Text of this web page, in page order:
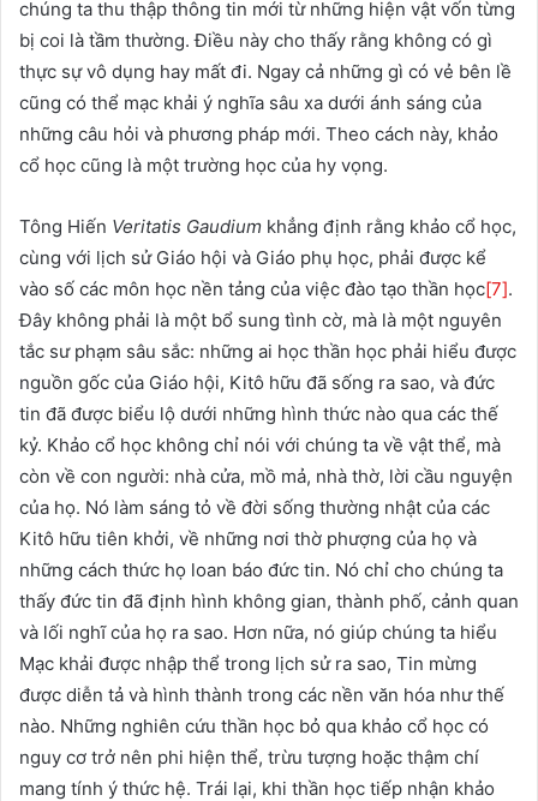
chúng ta thu thập thông tin mới từ những hiện vật vốn từng
bị coi là tầm thường. Điều này cho thấy rằng không có gì
thực sự vô dụng hay mất đi. Ngay cả những gì có vẻ bên lề
cũng có thể mạc khải ý nghĩa sâu xa dưới ánh sáng của
những câu hỏi và phương pháp mới. Theo cách này, khảo
cổ học cũng là một trường học của hy vọng.
Tông Hiến Veritatis Gaudium khẳng định rằng khảo cổ học,
cùng với lịch sử Giáo hội và Giáo phụ học, phải được kể
vào số các môn học nền tảng của việc đào tạo thần học[7].
Đây không phải là một bổ sung tình cờ, mà là một nguyên
tắc sư phạm sâu sắc: những ai học thần học phải hiểu được
nguồn gốc của Giáo hội, Kitô hữu đã sống ra sao, và đức
tin đã được biểu lộ dưới những hình thức nào qua các thế
kỷ. Khảo cổ học không chỉ nói với chúng ta về vật thể, mà
còn về con người: nhà cửa, mồ mả, nhà thờ, lời cầu nguyện
của họ. Nó làm sáng tỏ về đời sống thường nhật của các
Kitô hữu tiên khởi, về những nơi thờ phượng của họ và
những cách thức họ loan báo đức tin. Nó chỉ cho chúng ta
thấy đức tin đã định hình không gian, thành phố, cảnh quan
và lối nghĩ của họ ra sao. Hơn nữa, nó giúp chúng ta hiểu
Mạc khải được nhập thể trong lịch sử ra sao, Tin mừng
được diễn tả và hình thành trong các nền văn hóa như thế
nào. Những nghiên cứu thần học bỏ qua khảo cổ học có
nguy cơ trở nên phi hiện thể, trừu tượng hoặc thậm chí
mang tính ý thức hệ. Trái lại, khi thần học tiếp nhận khảo